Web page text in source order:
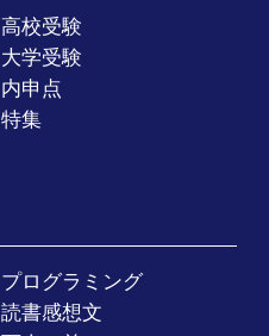
高校受験
大学受験
内申点
特集
プログラミング
読書感想文